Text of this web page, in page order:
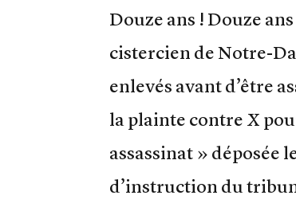
Douze ans ! Douze
cistercien de Notre-
enlevés avant d’être
la plainte contre X
assassinat » déposée
d’instruction du